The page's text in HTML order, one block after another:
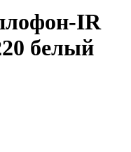
IR
белый